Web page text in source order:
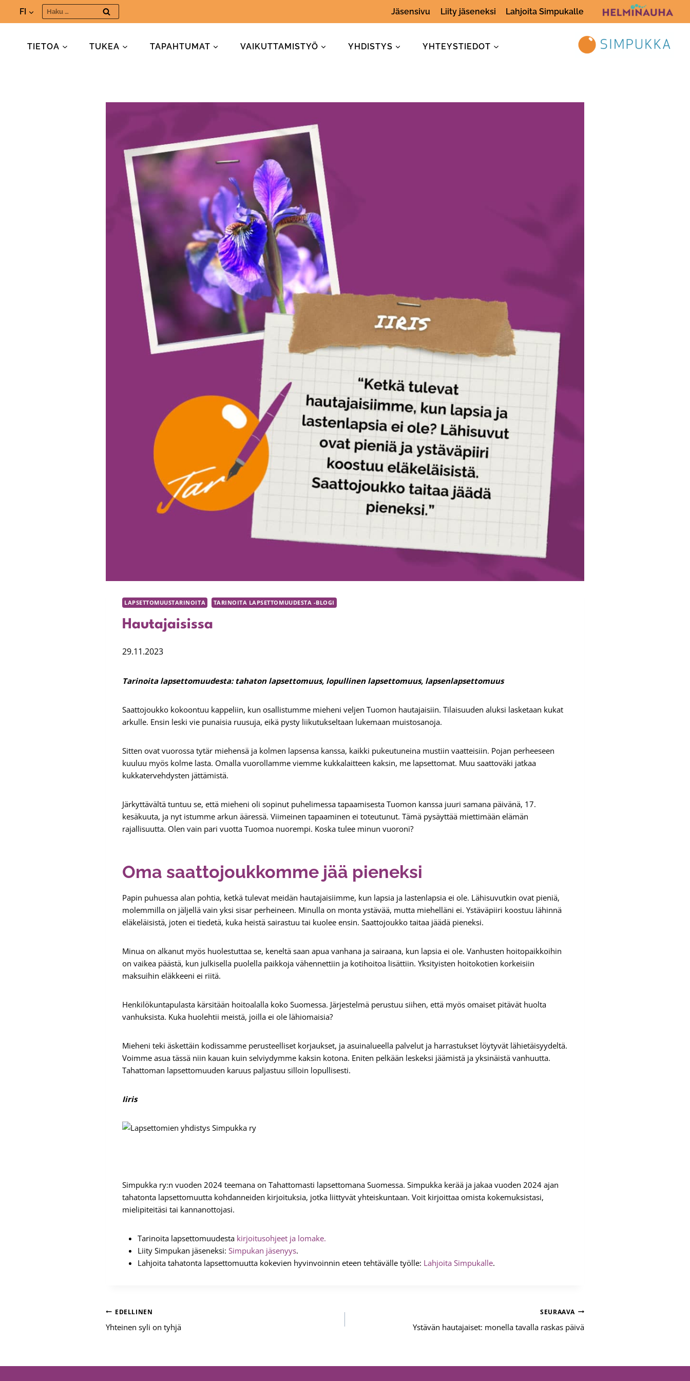
FI Haku: Jäsensivu Liity jäseneksi Lahjoita Simpukalle
TIETOA TUKEA TAPAHTUMAT VAIKUTTAMISTYÖ YHDISTYS YHTEYSTIEDOT
LAPSETTOMUUSTARINOITA TARINOITA LAPSETTOMUUDESTA -BLOGI
Hautajaisissa
29.11.2023
Tarinoita lapsettomuudesta: tahaton lapsettomuus, lopullinen lapsettomuus, lapsenlapsettomuus
Saattojoukko kokoontuu kappeliin, kun osallistumme mieheni veljen Tuomon hautajaisiin. Tilaisuuden aluksi lasketaan kukat
arkulle. Ensin leski vie punaisia ruusuja, eikä pysty liikutukseltaan lukemaan muistosanoja.
Sitten ovat vuorossa tytär miehensä ja kolmen lapsensa kanssa, kaikki pukeutuneina mustiin vaatteisiin. Pojan perheeseen
kuuluu myös kolme lasta. Omalla vuorollamme viemme kukkalaitteen kaksin, me lapsettomat. Muu saattoväki jatkaa
kukkatervehdysten jättämistä.
Järkyttävältä tuntuu se, että mieheni oli sopinut puhelimessa tapaamisesta Tuomon kanssa juuri samana päivänä, 17.
kesäkuuta, ja nyt istumme arkun ääressä. Viimeinen tapaaminen ei toteutunut. Tämä pysäyttää miettimään elämän
rajallisuutta. Olen vain pari vuotta Tuomoa nuorempi. Koska tulee minun vuoroni?
Oma saattojoukkomme jää pieneksi
Papin puhuessa alan pohtia, ketkä tulevat meidän hautajaisiimme, kun lapsia ja lastenlapsia ei ole. Lähisuvutkin ovat pieniä,
molemmilla on jäljellä vain yksi sisar perheineen. Minulla on monta ystävää, mutta miehelläni ei. Ystäväpiiri koostuu lähinnä
eläkeläisistä, joten ei tiedetä, kuka heistä sairastuu tai kuolee ensin. Saattojoukko taitaa jäädä pieneksi.
Minua on alkanut myös huolestuttaa se, keneltä saan apua vanhana ja sairaana, kun lapsia ei ole. Vanhusten hoitopaikkoihin
on vaikea päästä, kun julkisella puolella paikkoja vähennettiin ja kotihoitoa lisättiin. Yksityisten hoitokotien korkeisiin
maksuihin eläkkeeni ei riitä.
Henkilökuntapulasta kärsitään hoitoalalla koko Suomessa. Järjestelmä perustuu siihen, että myös omaiset pitävät huolta
vanhuksista. Kuka huolehtii meistä, joilla ei ole lähiomaisia?
Mieheni teki äskettäin kodissamme perusteelliset korjaukset, ja asuinalueella palvelut ja harrastukset löytyvät lähietäisyydeltä.
Voimme asua tässä niin kauan kuin selviydymme kaksin kotona. Eniten pelkään leskeksi jäämistä ja yksinäistä vanhuutta.
Tahattoman lapsettomuuden karuus paljastuu silloin lopullisesti.
Iiris
Simpukka ry:n vuoden 2024 teemana on Tahattomasti lapsettomana Suomessa. Simpukka kerää ja jakaa vuoden 2024 ajan
tahatonta lapsettomuutta kohdanneiden kirjoituksia, jotka liittyvät yhteiskuntaan. Voit kirjoittaa omista kokemuksistasi,
mielipiteitäsi tai kannanottojasi.
Tarinoita lapsettomuudesta kirjoitusohjeet ja lomake.
Liity Simpukan jäseneksi: Simpukan jäsenyys.
Lahjoita tahatonta lapsettomuutta kokevien hyvinvoinnin eteen tehtävälle työlle: Lahjoita Simpukalle.
Artikkelien
selaus
EDELLINEN
Yhteinen syli on tyhjä
SEURAAVA
Ystävän hautajaiset: monella tavalla raskas päivä